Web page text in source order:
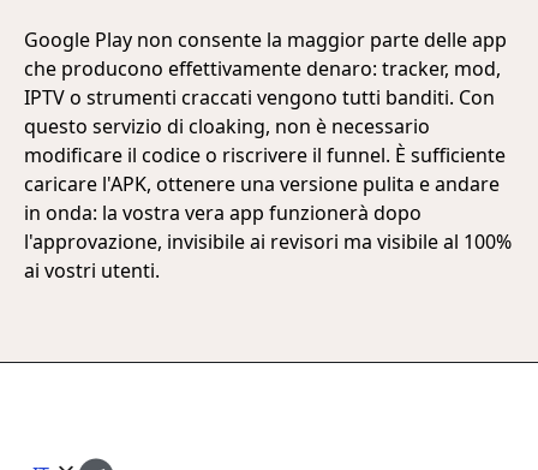
Google Play non consente la maggior parte delle app
che producono effettivamente denaro: tracker, mod,
IPTV o strumenti craccati vengono tutti banditi. Con
questo servizio di cloaking, non è necessario
modificare il codice o riscrivere il funnel. È sufficiente
caricare l'APK, ottenere una versione pulita e andare
in onda: la vostra vera app funzionerà dopo
l'approvazione, invisibile ai revisori ma visibile al 100%
ai vostri utenti.